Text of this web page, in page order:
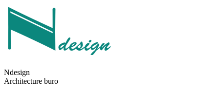
Ndesign
Architecture buro